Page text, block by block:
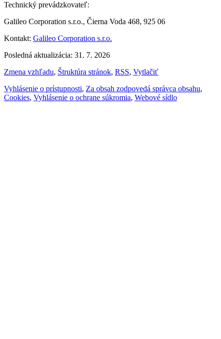
Technický prevádzkovateľ:
Galileo Corporation s.r.o., Čierna Voda 468, 925 06
Kontakt: Galileo Corporation s.r.o.
Posledná aktualizácia: 31. 7. 2026
Zmena vzhľadu, Štruktúra stránok, RSS, Vytlačiť
Vyhlásenie o prístupnosti, Za obsah zodpovedá správca obsahu,
Cookies, Vyhlásenie o ochrane súkromia, Webové sídlo